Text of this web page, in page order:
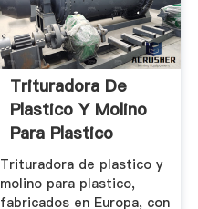
Trituradora De
Plastico Y Molino
Para Plastico
Fabricion ...
Trituradora de plastico y
molino para plastico,
fabricados en Europa, con